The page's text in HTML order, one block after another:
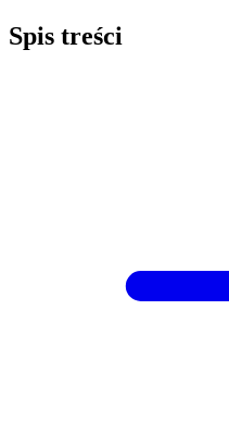
Spis treści